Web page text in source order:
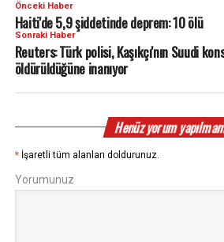
Önceki Haber
Haiti'de 5,9 şiddetinde deprem: 10 ölü
Sonraki Haber
Reuters: Türk polisi, Kaşıkçı'nın Suudi
öldürüldüğüne inanıyor
Henüz yorum
* İşaretli tüm alanları doldurunuz.
Yorumunuz